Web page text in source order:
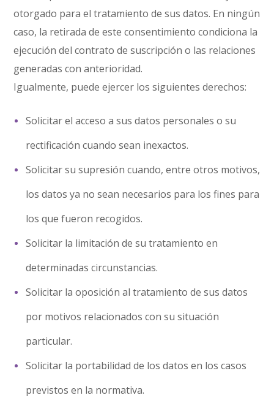
otorgado para el tratamiento de sus datos. En ningún
caso, la retirada de este consentimiento condiciona la
ejecución del contrato de suscripción o las relaciones
generadas con anterioridad.
Igualmente, puede ejercer los siguientes derechos:
Solicitar el acceso a sus datos personales o su
rectificación cuando sean inexactos.
Solicitar su supresión cuando, entre otros motivos,
los datos ya no sean necesarios para los fines para
los que fueron recogidos.
Solicitar la limitación de su tratamiento en
determinadas circunstancias.
Solicitar la oposición al tratamiento de sus datos
por motivos relacionados con su situación
particular.
Solicitar la portabilidad de los datos en los casos
previstos en la normativa.